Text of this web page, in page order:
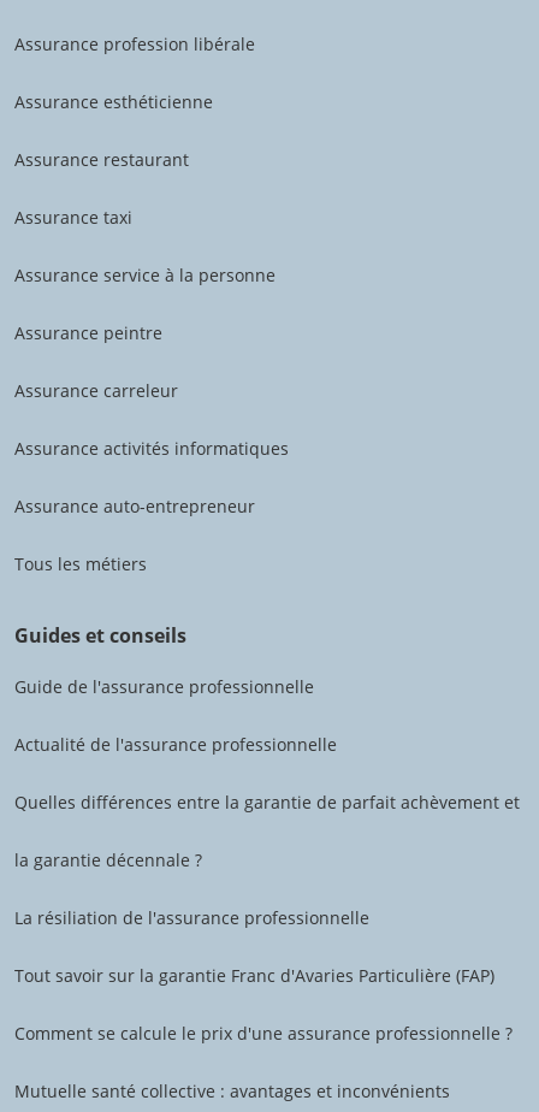
Assurance profession libérale
Assurance esthéticienne
Assurance restaurant
Assurance taxi
Assurance service à la personne
Assurance peintre
Assurance carreleur
Assurance activités informatiques
Assurance auto-entrepreneur
Tous les métiers
Guides et conseils
Guide de l'assurance professionnelle
Actualité de l'assurance professionnelle
Quelles différences entre la garantie de parfait achèvement et
la garantie décennale ?
La résiliation de l'assurance professionnelle
Tout savoir sur la garantie Franc d'Avaries Particulière (FAP)
Comment se calcule le prix d'une assurance professionnelle ?
Mutuelle santé collective : avantages et inconvénients